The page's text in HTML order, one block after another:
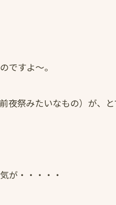
ですよ～。
祭みたいなもの）が、と
が・・・・・